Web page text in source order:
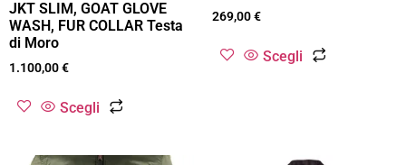
JKT SLIM, GOAT GLOVE
WASH, FUR COLLAR Testa
di Moro
1.100,00€
Scegli
269,00€
Scegli